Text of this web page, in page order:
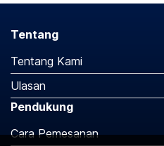
Tentang
Tentang Kami
Ulasan
Pendukung
Cara Pemesanan